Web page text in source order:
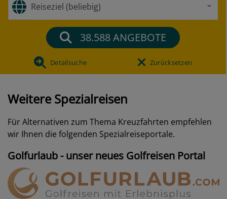
Reiseziel (beliebig)
38.588ANGEBOTE
Detailsuche Zurücksetzen
Weitere Spezialreisen
Für Alternativen zum Thema Kreuzfahrten empfehlen
wir Ihnen die folgenden Spezialreiseportale.
Golfurlaub - unser neues Golfreisen Portal